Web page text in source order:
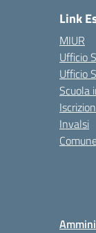
Link
MIUR
Ufficio
Ufficio
Scuola
Invalsi